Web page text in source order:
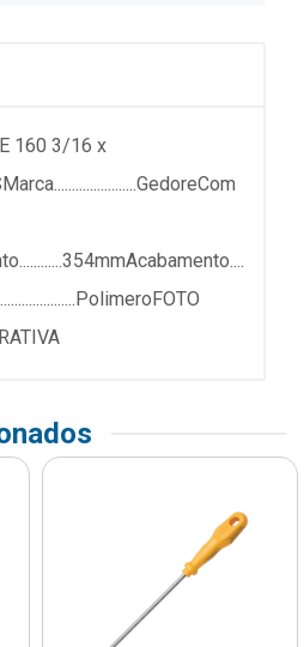
160 3/16 x